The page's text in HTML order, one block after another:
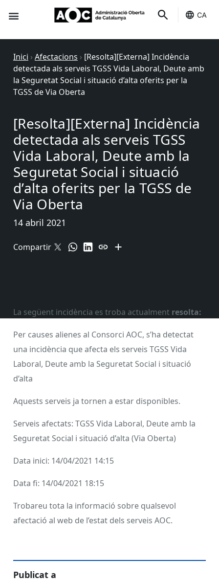
CA
Inici › Afectacions › [Resolta][Externa] Incidència
detectada als serveis TGSS Vida Laboral, Deute amb
la Seguretat Social i situació d’alta oferits per la
TGSS de Via Oberta
[Resolta][Externa] Incidència
detectada als serveis TGSS
Vida Laboral, Deute amb la
Seguretat Social i situació
d’alta oferits per la TGSS de
Via Oberta
14 abril 2021
Compartir
La següent incidència es troba actualment resolta:
Per causes alienes al Consorci AOC, s’ha detectat
una incidència que afecta els serveis TGSS Vida
Laboral, Deute amb la Seguretat Social i situació
d’alta
Aquests serveis ja tornen a estar disponibles.
Serveis afectats: TGSS Vida Laboral, Deute amb la
Seguretat Social i situació d’alta (Via Oberta)
Data inici: 14/04/2021 14:15
Data fi: 14/04/2021 18:15
Trobareu tota la informació sobre qualsevol
afectació al web de l’estat dels serveis AOC.
Publicat a